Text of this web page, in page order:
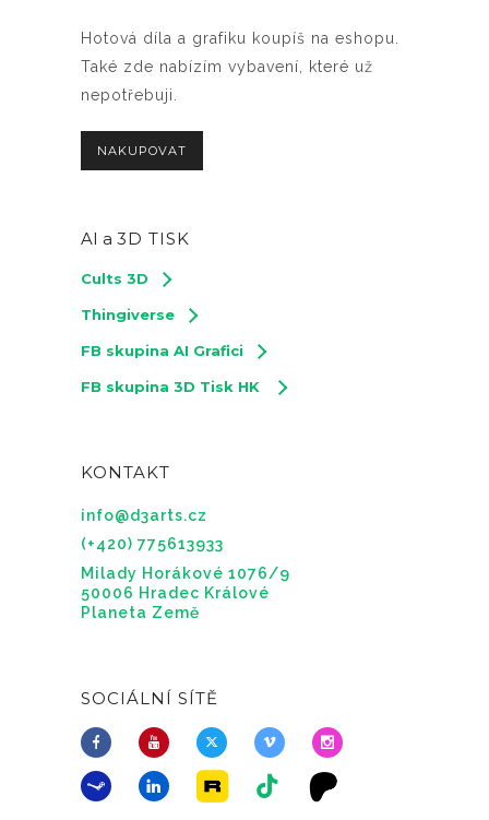
Hotová díla a grafiku koupíš na eshopu.
Také zde nabízím vybavení, které už
nepotřebuji.
NAKUPOVAT
AI a 3D TISK
Cults 3D
Thingiverse
FB skupina AI Grafici
FB skupina 3D Tisk HK
KONTAKT
info@d3arts.cz
(+420) 775613933
Milady Horákové 1076/9
50006 Hradec Králové
Planeta Země
SOCIÁLNÍ SÍTĚ